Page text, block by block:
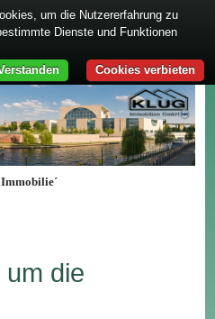
die
um die Nutzererfahrung zu
Dienste und Funktionen
Cookies verbieten